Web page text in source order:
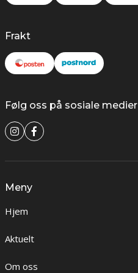
Frakt
Følg oss på sosiale medier
Meny
Hjem
Aktuelt
Om oss